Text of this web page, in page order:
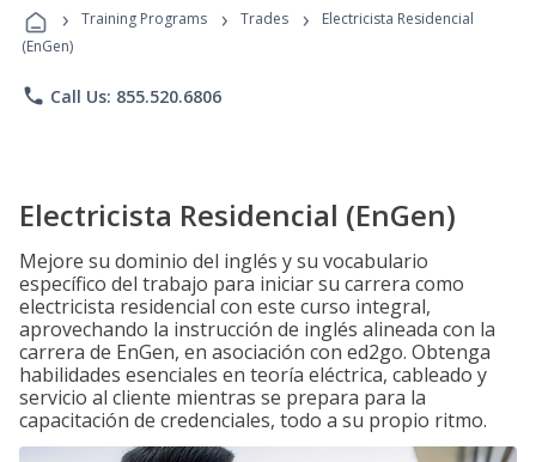
Programs
› Training Programs › Trades ›
Electricista Residencial
(EnGen)
phone Call Us: 855.520.6806
Electricista Residencial (EnGen)
Mejore su dominio del inglés y su vocabulario
específico del trabajo para iniciar su carrera como
electricista residencial con este curso integral,
aprovechando la instrucción de inglés alineada con la
carrera de EnGen, en asociación con ed2go. Obtenga
habilidades esenciales en teoría eléctrica, cableado y
servicio al cliente mientras se prepara para la
capacitación de credenciales, todo a su propio ritmo.